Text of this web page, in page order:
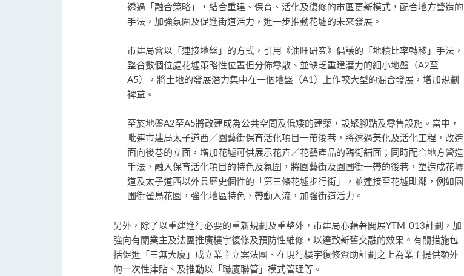
透過「融合策略」，結合重建、保育、活化及復修的市區更新模式，配合地方營造的
手法，加強氛圍及促進街道活力，進一步推動花墟的未來發展。
市建局會以「連接地盤」的方式，引用《油旺研究》倡議的「地積比率轉移」手法，
整合數個位處花墟策略性位置但分佈零散、並缺乏重建潛力的細小地盤（A2至
A5），將土地的發展潛力集中在一個地盤（A1）上作較大型的混合發展，增加規劃
裨益。
至於地盤A2至A5將改建成為公共空間及低矮的建築，設聚腳點及零售設施。當中，
毗連市建局太子道西／園藝街保育活化項目一帶後巷，將透過美化及活化工程，改造
面向後巷的立面，增加花墟可供展示花卉／花藝產品的臨街舖面；同時配合地方營造
手法，融入保育活化項目的特色及氛圍，將園藝街及園圃街一帶的後巷，塑造成花墟
道及太子道西以外具歷史個性的「第三條花墟步行街」，並連接至花墟毗鄰，例如園
圃街雀鳥花園，強化地區特色，帶動人流，加強街道活力。
另外，除了以重建進行必要的重新規劃及重整外，市建局亦藉著開展YTM-013計劃，加
強向有關業主及法團推廣樓宇復修及預防性維修，以達致新舊交融的效果。有關措施包
括促進「三無大廈」成立業主立案法團、在現行樓宇復修資助計劃之上為業主提供額外
的一次性津貼、及推動以「聯廈聯管」模式管理等。